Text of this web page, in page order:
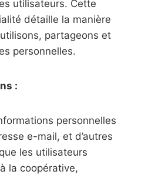
utilisateurs. Cette
détaille la manière
partageons et
personnelles.
:
personnelles
e-mail, et d’autres
les utilisateurs
la coopérative,